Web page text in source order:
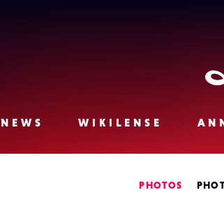
NEWS
WIKILENSE
PHOTOS